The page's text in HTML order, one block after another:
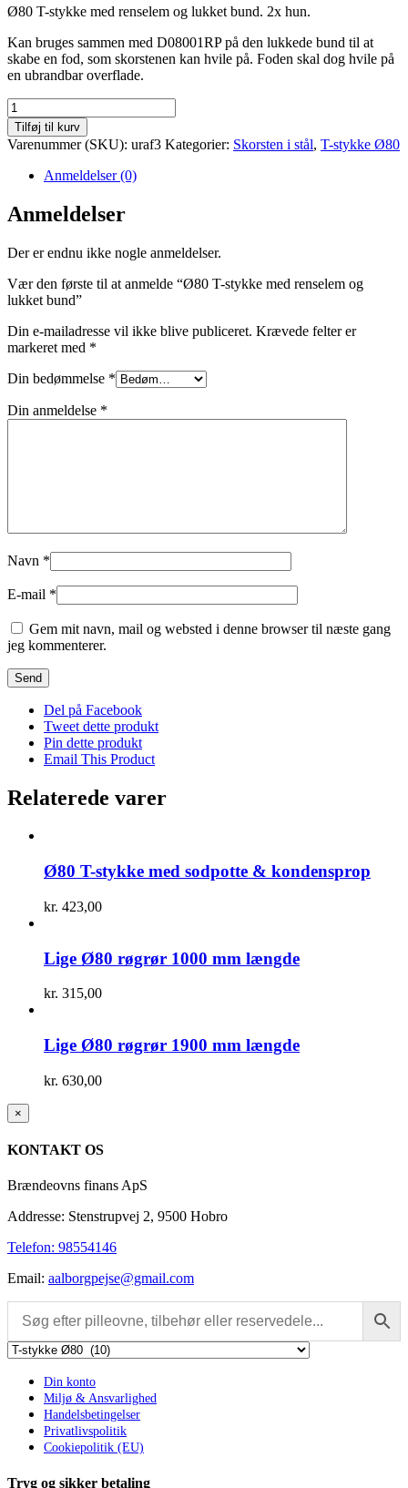
Ø80 T-stykke med renselem og lukket bund. 2x hun.
Kan bruges sammen med D08001RP på den lukkede bund til at
skabe en fod, som skorstenen kan hvile på. Foden skal dog hvile på
en ubrandbar overflade.
Ø80
T-
stykke
med
renselem
lukket
bund
Tilføj til kurv
Varenummer (SKU): uraf3 Kategorier: Skorsten i stål, T-stykke Ø80
Anmeldelser (0)
Anmeldelser
Der er endnu ikke nogle anmeldelser.
Vær den første til at anmelde “Ø80 T-stykke med renselem og
lukket bund”
Din e-mailadresse vil ikke blive publiceret. Krævede felter er
markeret med *
Din bedømmelse *
Din anmeldelse *
Navn *
E-mail *
Gem mit navn, mail og websted i denne browser til næste gang
jeg kommenterer.
Del på Facebook
Tweet dette produkt
Pin dette produkt
Email This Product
Relaterede varer
Ø80 T-stykke med sodpotte & kondensprop
kr. 423,00
Lige Ø80 røgrør 1000 mm længde
kr. 315,00
Lige Ø80 røgrør 1900 mm længde
kr. 630,00
Close
product
view
×
KONTAKT OS
Brændeovns finans ApS
Addresse: Stenstrupvej 2, 9500 Hobro
Telefon: 98554146
Email: aalborgpejse@gmail.com
Din konto
Miljø & Ansvarlighed
Handelsbetingelser
Privatlivspolitik
Cookiepolitik (EU)
Tryg og sikker betaling